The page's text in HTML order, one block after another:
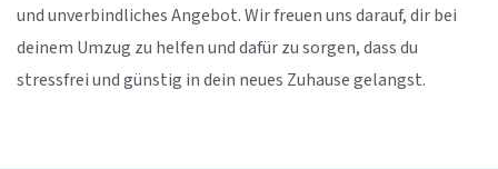
und unverbindliches Angebot. Wir freuen uns darauf, dir bei
deinem Umzug zu helfen und dafür zu sorgen, dass du
stressfrei und günstig in dein neues Zuhause gelangst.